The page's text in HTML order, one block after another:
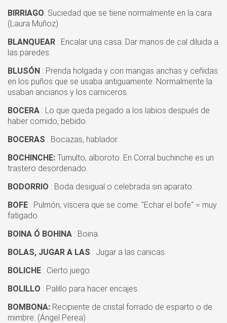
BIRRIAGO: Suciedad que se tiene normalmente en la cara
(Laura Muñoz)
BLANQUEAR : Encalar una casa. Dar manos de cal diluida a
las paredes.
BLUSÓN : Prenda holgada y con mangas anchas y ceñidas
en los puños que se usaba antiguamente. Normalmente la
usaban ancianos y los carniceros.
BOCERA : Lo que queda pegado a los labios después de
haber comido, bebido.
BOCERAS : Bocazas, hablador.
BOCHINCHE: Tumulto, alboroto. En Corral buchinche es un
trastero desordenado.
BODORRIO : Boda desigual o celebrada sin aparato.
BOFE : Pulmón, víscera que se come. "Echar el bofe" = muy
fatigado.
BOINA Ó BOHINA : Boina.
BOLAS, JUGAR A LAS : Jugar a las canicas.
BOLICHE : Cierto juego.
BOLILLO : Palillo para hacer encajes.
BOMBONA: Recipiente de cristal forrado de esparto o de
mimbre. (Ángel Perea)